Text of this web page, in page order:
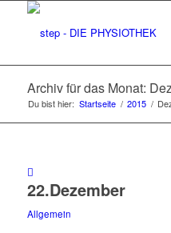
Archiv für das Monat:
Du bist hier: Startseite / 2015 /
22.Dezember
Allgemein